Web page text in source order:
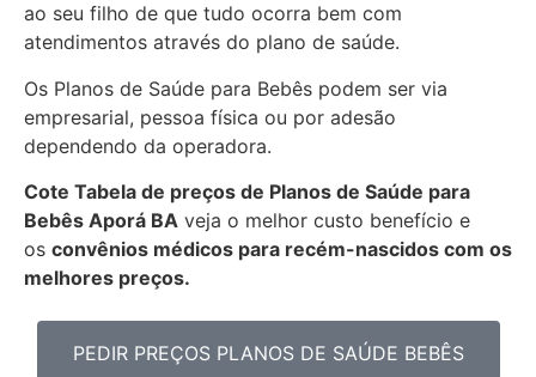
ao seu filho de que tudo ocorra bem com
atendimentos através do plano de saúde.
Os Planos de Saúde para Bebês podem ser via
empresarial, pessoa física ou por adesão
dependendo da operadora.
Cote Tabela de preços de Planos de Saúde para
Bebês Aporá BA veja o melhor custo benefício e
os convênios médicos para recém-nascidos com os
melhores preços.
PEDIR PREÇOS PLANOS DE SAÚDE BEBÊS